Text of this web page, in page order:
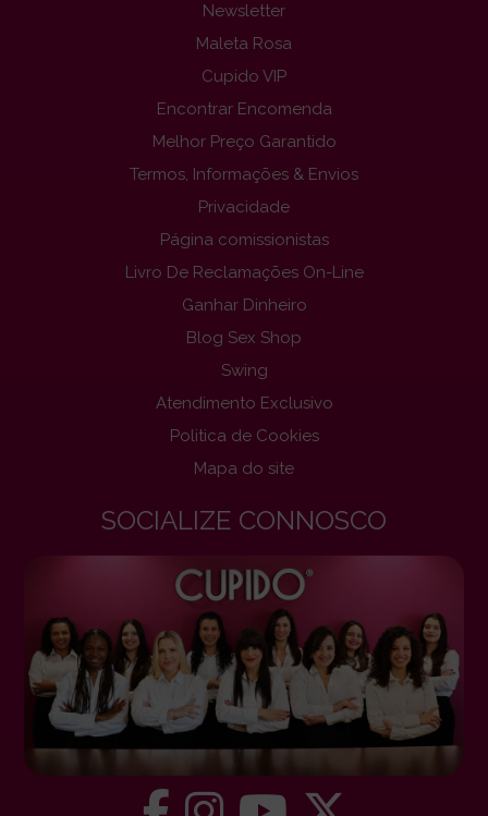
Newsletter
Maleta Rosa
Cupido VIP
Encontrar Encomenda
Melhor Preço Garantido
Termos, Informações & Envios
Privacidade
Página comissionistas
Livro De Reclamações On-Line
Ganhar Dinheiro
Blog Sex Shop
Swing
Atendimento Exclusivo
Politica de Cookies
Mapa do site
SOCIALIZE CONNOSCO